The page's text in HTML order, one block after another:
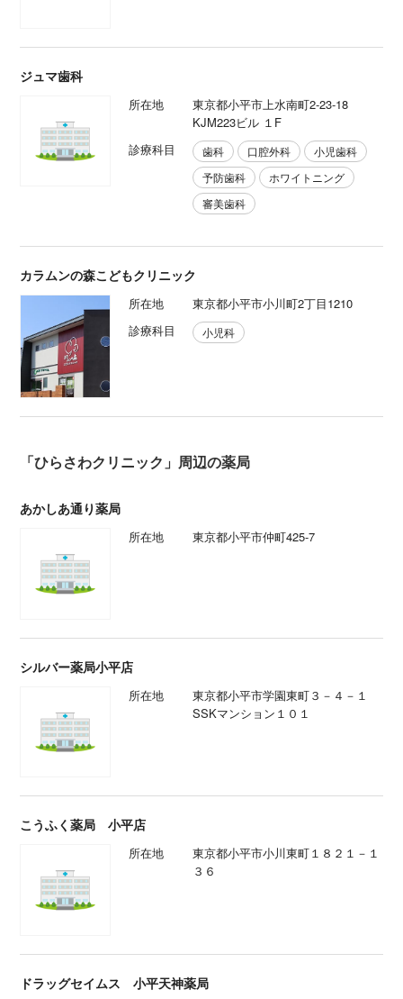
ジュマ歯科
所在地
東京都小平市上水南町2-23-18
KJM223ビル １F
診療科目
歯科 口腔外科
小児歯科
予防歯科
ホワイトニング
審美歯科
カラムンの森こどもクリニック
所在地
東京都小平市小川町2丁目1210
診療科目
小児科
「ひらさわクリニック」周辺の薬局
あかしあ通り薬局
所在地 東京都小平市仲町425-7
シルバー薬局小平店
所在地
東京都小平市学園東町３－４－１
SSKマンション１０１
こうふく薬局 小平店
所在地
東京都小平市小川東町１８２１－１
３６
ドラッグセイムス 小平天神薬局